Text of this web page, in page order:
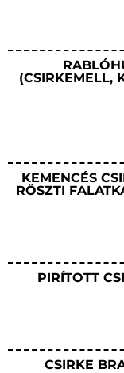
(CSIRKEMELL,
KEMENCÉS
RÖSZTI
PIRÍTOTT
CSIRKE